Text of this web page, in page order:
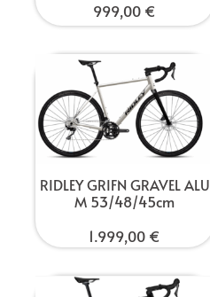
999,00 €
RIDLEY GRIFN GRAVEL ALU
M 53/48/45cm
1.999,00 €